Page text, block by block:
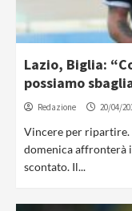
Lazio, Biglia:
possiamo
Redazione 20/04/
Vincere per ripartire.
domenica affronterà
scontato. Il...